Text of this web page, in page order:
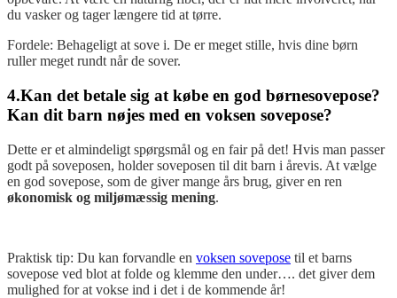
du vasker og tager længere tid at tørre.
Fordele: Behageligt at sove i. De er meget stille, hvis dine børn
ruller meget rundt når de sover.
4.Kan det betale sig at købe en god børnesovepose?
Kan dit barn nøjes med en voksen sovepose?
Dette er et almindeligt spørgsmål og en fair på det! Hvis man passer
godt på soveposen, holder soveposen til dit barn i årevis. At vælge
en god sovepose, som de giver mange års brug, giver en ren
økonomisk og miljømæssig mening.
Praktisk tip: Du kan forvandle en voksen sovepose til et barns
sovepose ved blot at folde og klemme den under…. det giver dem
mulighed for at vokse ind i det i de kommende år!